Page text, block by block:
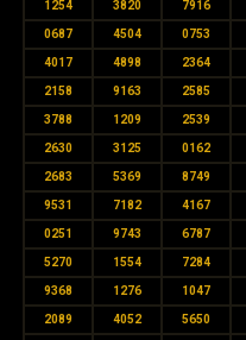
1254 3820 7916
0687 4504 0753
4017 4898 2364
2158 9163 2585
3788 1209 2539
2630 3125 0162
2683 5369 8749
9531 7182 4167
0251 9743 6787
5270 1554 7284
9368 1276 1047
2089 4052 5650